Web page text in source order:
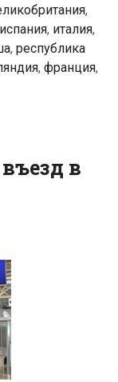
,
испания, италия,
, республика
, франция,
в